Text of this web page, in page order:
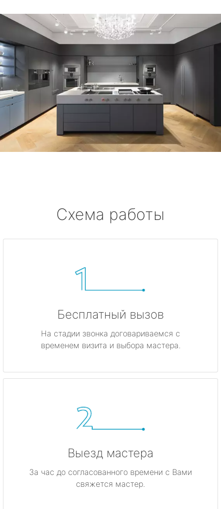
Схема работы
Бесплатный вызов
На стадии звонка договариваемся с
временем визита и выбора мастера.
Выезд мастера
За час до согласованного времени с Вами
свяжется мастер.